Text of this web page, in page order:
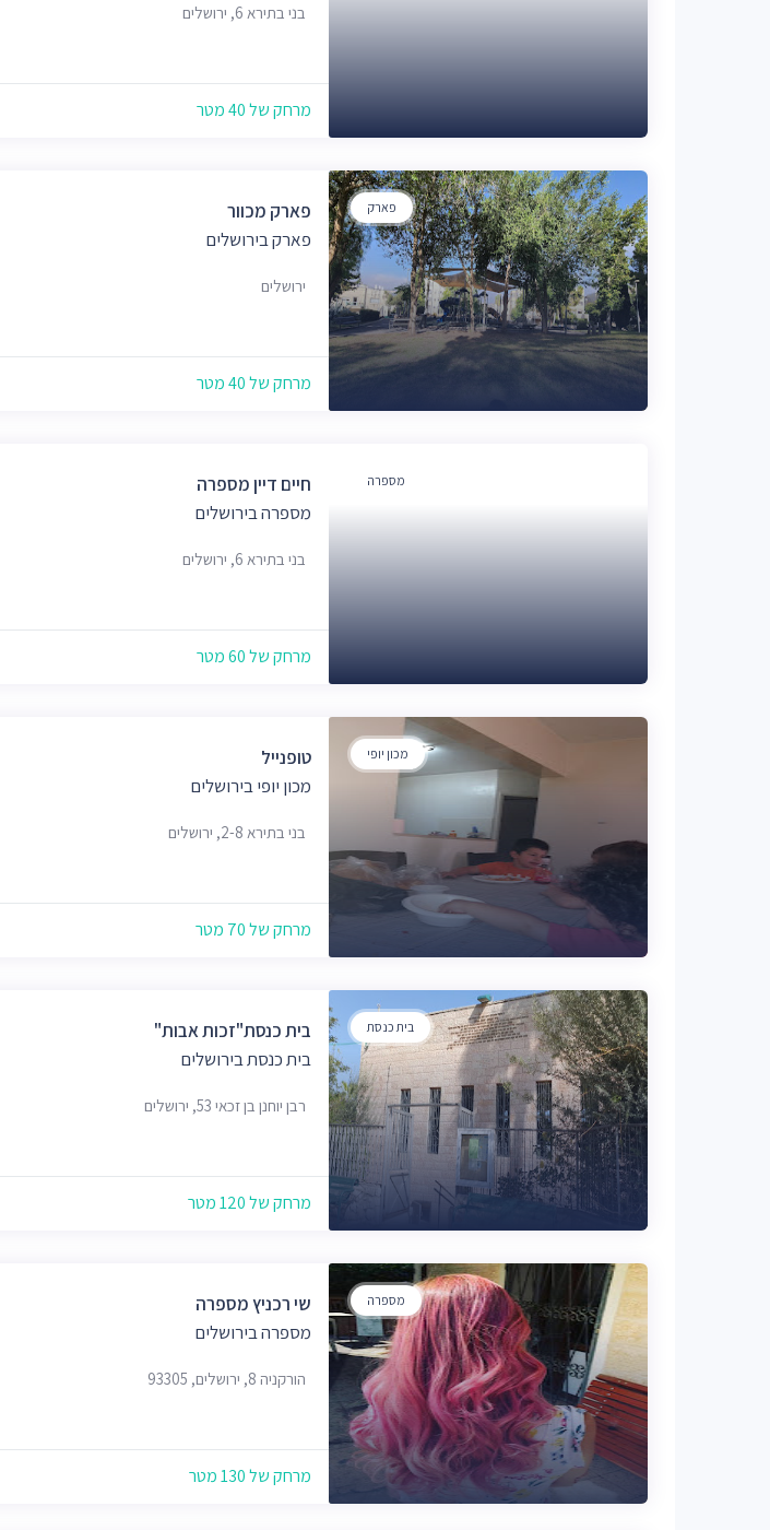
בני בתירא 6, ירושלים
מרחק של 40 מטר
פארק
פארק מכוור
פארק בירושלים
ירושלים
מרחק של 40 מטר
מספרה
חיים דיין מספרה
מספרה בירושלים
בני בתירא 6, ירושלים
מרחק של 60 מטר
מכון יופי
טופנייל
מכון יופי בירושלים
בני בתירא 2-8, ירושלים
מרחק של 70 מטר
בית כנסת
בית כנסת"זכות אבות"
בית כנסת בירושלים
רבן יוחנן בן זכאי 53, ירושלים
מרחק של 120 מטר
מספרה
שי רכניץ מספרה
מספרה בירושלים
הורקניה 8, ירושלים, 93305
מרחק של 130 מטר